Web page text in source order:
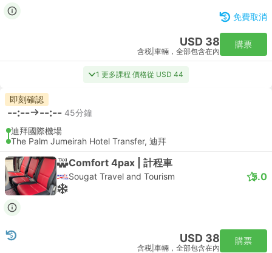
免費取消
USD 38
含税 車輛，全部包含在內
購票
1 更多課程 價格從 USD 44
即刻確認
--:-- --:-- 45分鐘
迪拜國際機場
The Palm Jumeirah Hotel Transfer, 迪拜
Comfort 4pax | 計程車
Sougat Travel and Tourism 5.0
USD 38
含税 車輛，全部包含在內
購票